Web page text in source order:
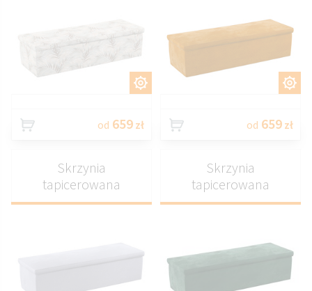
od 659 zł od 659 zł
Skrzynia
tapicerowana
Skrzynia
tapicerowana